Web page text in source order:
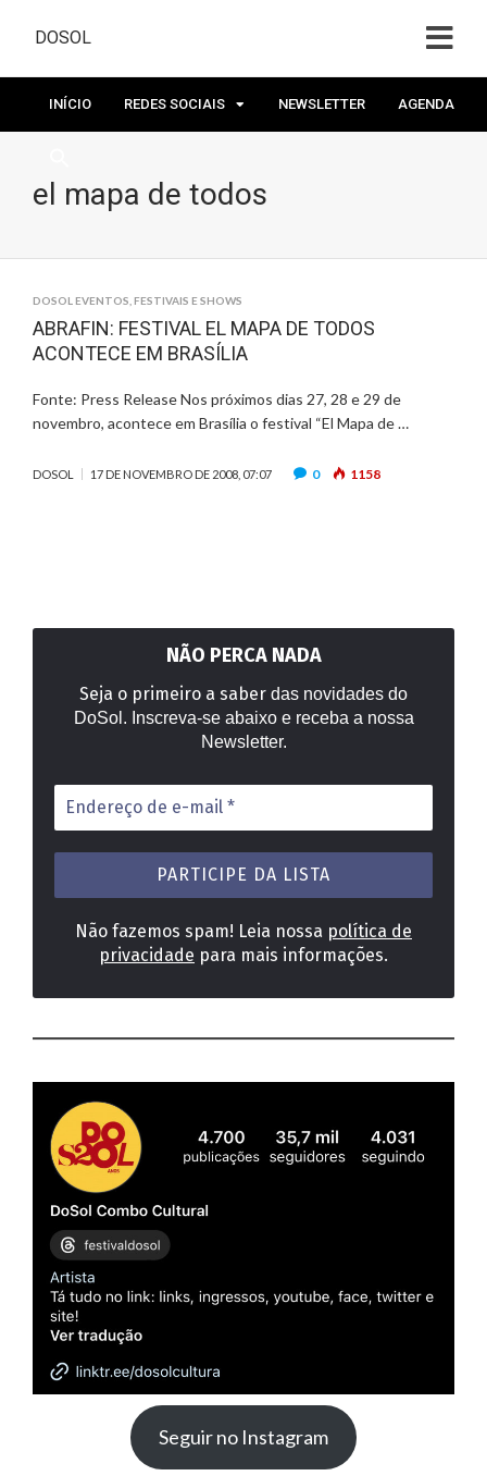
DOSOL
INÍCIO REDES SOCIAIS NEWSLETTER AGENDA
el mapa de todos
DOSOL EVENTOS FESTIVAIS E SHOWS
ABRAFIN: FESTIVAL EL MAPA DE TODOS
ACONTECE EM BRASÍLIA
Fonte: Press Release Nos próximos dias 27, 28 e 29 de
novembro, acontece em Brasília o festival “El Mapa de …
DOSOL 17 DE NOVEMBRO DE 2008, 07:07 0 1158
NÃO PERCA NADA
Seja o primeiro a saber das novidades do
DoSol. Inscreva-se abaixo e receba a nossa
Newsletter.
Endereço
de
e-
mail
Não fazemos spam! Leia nossa política de
privacidade para mais informações.
Seguir no Instagram